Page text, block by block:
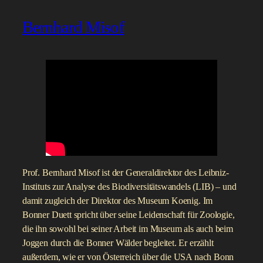
Bernhard Misof
Prof. Bernhard Misof ist der Generaldirektor des Leibniz-
Instituts zur Analyse des Biodiversitätswandels (LIB) – und
damit zugleich der Direktor des Museum Koenig. Im
Bonner Duett spricht über seine Leidenschaft für Zoologie,
die ihn sowohl bei seiner Arbeit im Museum als auch beim
Joggen durch die Bonner Wälder begleitet. Er erzählt
außerdem, wie er von Österreich über die USA nach Bonn